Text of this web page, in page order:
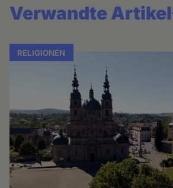
Verwandte Artikel
RELIGIONEN